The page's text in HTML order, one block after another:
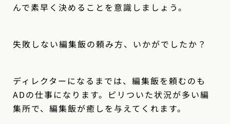
んで素早く決めることを意識しましょう。
失敗しない編集飯の頼み方、いかがでしたか？
ディレクターになるまでは、編集飯を頼むのも
ADの仕事になります。ピリついた状況が多い編
集所で、編集飯が癒しを与えてくれます。